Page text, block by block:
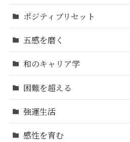
ポジティブリセット
五感を磨く
和のキャリア学
困難を超える
強運生活
感性を育む